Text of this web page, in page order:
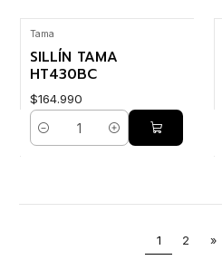
Tama
SILLÍN TAMA
HT430BC
$164.990
Cantidad
1 2 »